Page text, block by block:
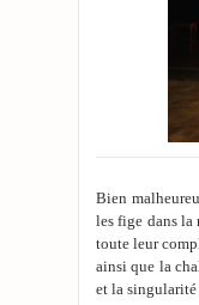
Bien
les fige dans la
toute leur
ainsi que la
et la singularité